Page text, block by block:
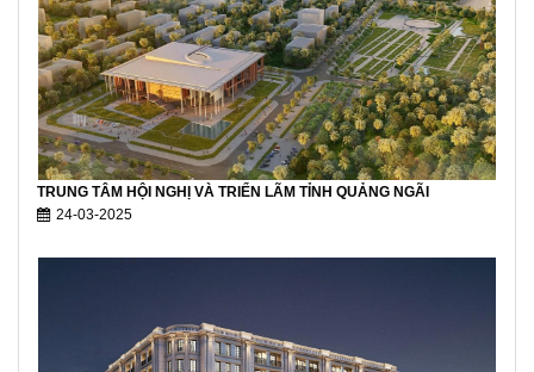
TRUNG TÂM HỘI NGHỊ VÀ TRIỂN LÃM TỈNH QUẢNG NGÃI
24-03-2025